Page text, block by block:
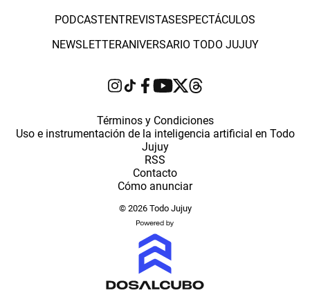
PODCASTENTREVISTASESPECTÁCULOS
NEWSLETTERANIVERSARIO TODO JUJUY
Términos y Condiciones
Uso e instrumentación de la inteligencia artificial en Todo
Jujuy
RSS
Contacto
Cómo anunciar
© 2026 Todo Jujuy